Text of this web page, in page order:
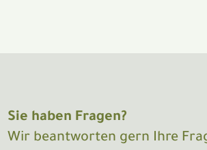
Sie haben Fragen?
Wir beantworten gern Ihre